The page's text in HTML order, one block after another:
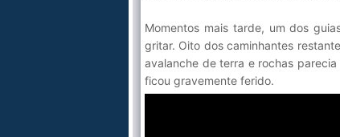
Momentos mais tarde, um dos
gritar. Oito dos caminhantes
avalanche de terra e rochas
ficou gravemente ferido.